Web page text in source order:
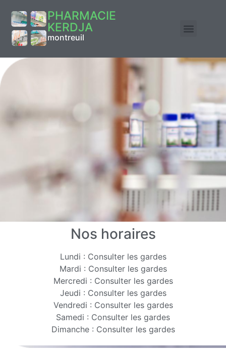
PHARMACIE
KERDJA
montreuil
Nos horaires
Lundi : Consulter les gardes
Mardi : Consulter les gardes
Mercredi : Consulter les gardes
Jeudi : Consulter les gardes
Vendredi : Consulter les gardes
Samedi : Consulter les gardes
Dimanche : Consulter les gardes